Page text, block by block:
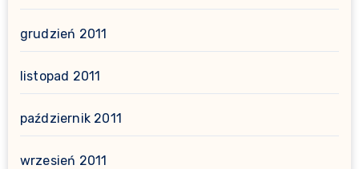
grudzień 2011
listopad 2011
październik 2011
wrzesień 2011